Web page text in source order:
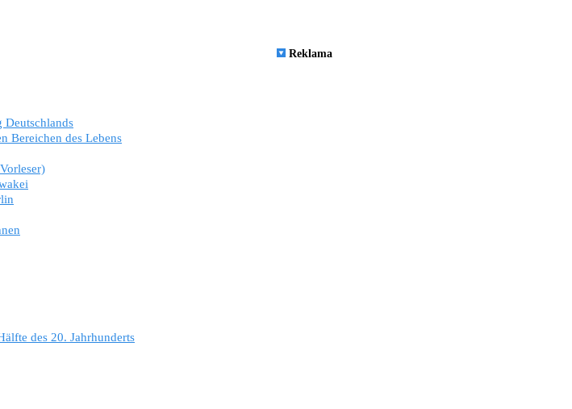
Deutschlands
Bereichen des Lebens
des 20. Jahrhunderts
Reklama